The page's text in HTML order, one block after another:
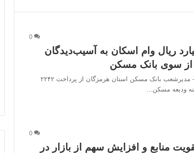
0
۲۲۴۲ میلیارد ریال وام اسکان به آسیب‌دیدگان
سوی بانک مسکن
پایگاه خبری افق و اقتصاد – مدیرشعب بانک مسکن استان هرمزگان از پرداخت ۲۲۴۲
ودیعه مسکن…
0
منابع و افزایش سهم از بازار در